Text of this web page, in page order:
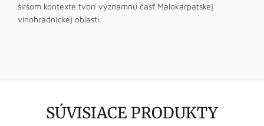
širšom kontexte tvorí významnú časť Malokarpatskej
vinohradníckej oblasti.
SÚVISIACE PRODUKTY